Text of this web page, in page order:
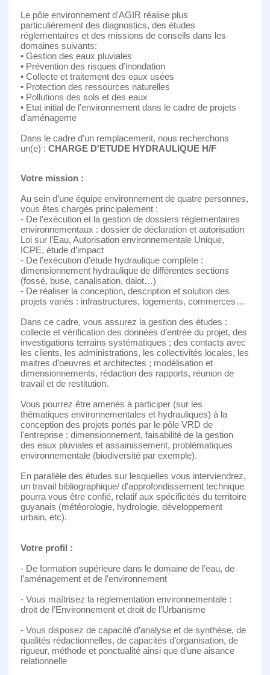
Le pôle environnement d'AGIR réalise plus
particulièrement des diagnostics, des études
réglementaires et des missions de conseils dans les
domaines suivants:
• Gestion des eaux pluviales
• Prévention des risques d’inondation
• Collecte et traitement des eaux usées
• Protection des ressources naturelles
• Pollutions des sols et des eaux
• Etat initial de l'environnement dans le cadre de projets
d'aménageme
Dans le cadre d'un remplacement, nous recherchons
un(e) : CHARGE D'ETUDE HYDRAULIQUE H/F
Votre mission :
Au sein d’une équipe environnement de quatre personnes,
vous êtes chargés principalement :
- De l’exécution et la gestion de dossiers règlementaires
environnementaux : dossier de déclaration et autorisation
Loi sur l’Eau, Autorisation environnementale Unique,
ICPE, étude d’impact
- De l’exécution d’étude hydraulique complète :
dimensionnement hydraulique de différentes sections
(fossé, buse, canalisation, dalot…)
- De réaliser la conception, description et solution des
projets variés : infrastructures, logements, commerces…
Dans ce cadre, vous assurez la gestion des études :
collecte et vérification des données d’entrée du projet, des
investigations terrains systématiques ; des contacts avec
les clients, les administrations, les collectivités locales, les
maitres d’oeuvres et architectes ; modélisation et
dimensionnements, rédaction des rapports, réunion de
travail et de restitution.
Vous pourrez être amenés à participer (sur les
thématiques environnementales et hydrauliques) à la
conception des projets portés par le pôle VRD de
l'entreprise : dimensionnement, faisabilité de la gestion
des eaux pluviales et assainissement, problématiques
environnementale (biodiversité par exemple).
En parallèle des études sur lesquelles vous interviendrez,
un travail bibliographique/ d'approfondissement technique
pourra vous être confié, relatif aux spécificités du territoire
guyanais (météorologie, hydrologie, développement
urbain, etc).
Votre profil :
- De formation supérieure dans le domaine de l’eau, de
l’aménagement et de l’environnement
- Vous maîtrisez la réglementation environnementale :
droit de l’Environnement et droit de l’Urbanisme
- Vous disposez de capacité d’analyse et de synthèse, de
qualités rédactionnelles, de capacités d’organisation, de
rigueur, méthode et ponctualité ainsi que d’une aisance
relationnelle